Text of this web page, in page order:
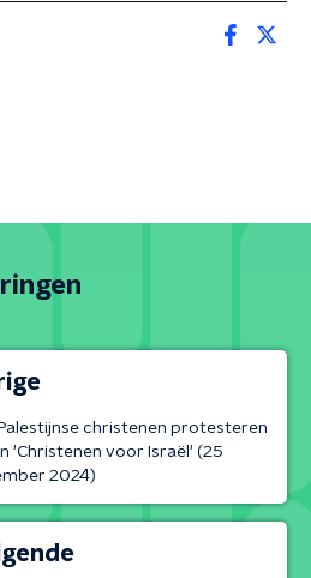
christenen protesteren
'Christenen voor Israël' (25
2024)